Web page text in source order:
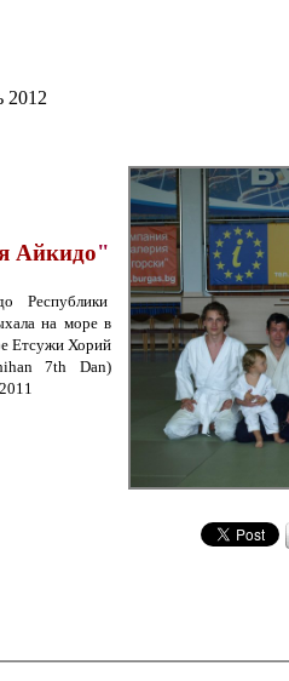
2012
Айкидо"
Республики
на море в
Етсужи Хорий
7th Dan)